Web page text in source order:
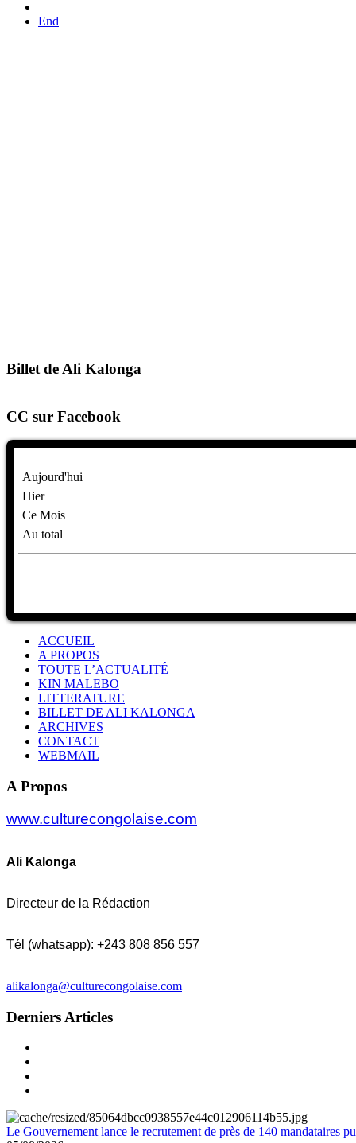
End
Billet de Ali Kalonga
CC sur Facebook
Aujourd'hui
Hier
Ce Mois
Au total
ACCUEIL
A PROPOS
TOUTE L’ACTUALITÉ
KIN MALEBO
LITTERATURE
BILLET DE ALI KALONGA
ARCHIVES
CONTACT
WEBMAIL
A Propos
www.culturecongolaise.com
Ali Kalonga
Directeur de la Rédaction
Tél (whatsapp): +243 808 856 557
alikalonga@culturecongolaise.com
Derniers Articles
Le Gouvernement lance le recrutement de près de 140 mandataires